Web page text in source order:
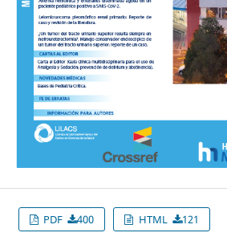
PDF 400 HTML 121